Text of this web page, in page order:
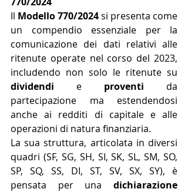
Il Modello 770/2024 si presenta come
un compendio essenziale per la
comunicazione dei dati relativi alle
ritenute operate nel corso del 2023,
dividendi e proventi da
partecipazione ma estendendosi
anche ai redditi di capitale e alle
operazioni di natura finanziaria.
La sua struttura, articolata in diversi
quadri (SF, SG, SH, SI, SK, SL, SM, SO,
SP, SQ, SS, DI, ST, SV, SX, SY), è
pensata per una dichiarazione